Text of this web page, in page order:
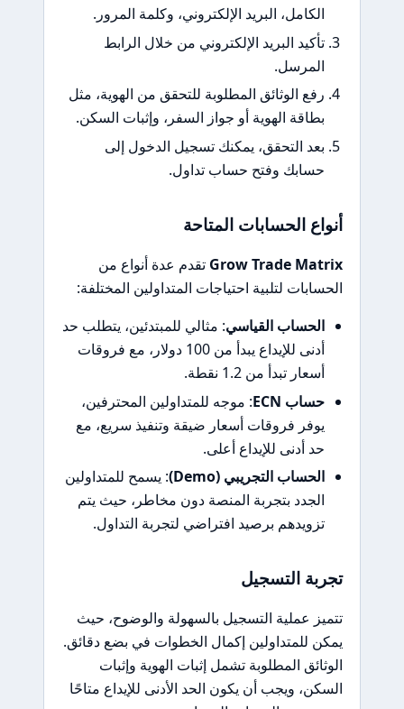
الكامل، البريد الإلكتروني، وكلمة المرور.
تأكيد البريد الإلكتروني من خلال الرابط
المرسل.
رفع الوثائق المطلوبة للتحقق من الهوية، مثل
بطاقة الهوية أو جواز السفر، وإثبات السكن.
بعد التحقق، يمكنك تسجيل الدخول إلى
حسابك وفتح حساب تداول.
أنواع الحسابات المتاحة
Grow Trade Matrix تقدم عدة أنواع من
الحسابات لتلبية احتياجات المتداولين المختلفة:
الحساب القياسي: مثالي للمبتدئين، يتطلب حد
أدنى للإيداع يبدأ من 100 دولار، مع فروقات
أسعار تبدأ من 1.2 نقطة.
حساب ECN
: موجه للمتداولين المحترفين،
يوفر فروقات أسعار ضيقة وتنفيذ سريع، مع
حد أدنى للإيداع أعلى.
الحساب التجريبي (Demo)
: يسمح للمتداولين
الجدد بتجربة المنصة دون مخاطر، حيث يتم
تزويدهم برصيد افتراضي لتجربة التداول.
تجربة التسجيل
تتميز عملية التسجيل بالسهولة والوضوح، حيث
يمكن للمتداولين إكمال الخطوات في بضع دقائق.
الوثائق المطلوبة تشمل إثبات الهوية وإثبات
السكن، ويجب أن يكون الحد الأدنى للإيداع متاحًا